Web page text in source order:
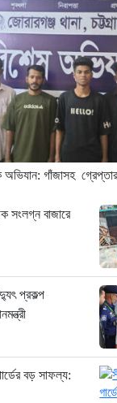
মহাস্থানগড়ে
নির্দেশ,
৭ ঘণ্টা আগে
কক্সবাজারের
পরিদর্শনে
৭ ঘণ্টা আগে
অভিযান: গাঁজাসহ
সংলগ্ন বাজারে
প্রকল্প
বড় সাফল্য: